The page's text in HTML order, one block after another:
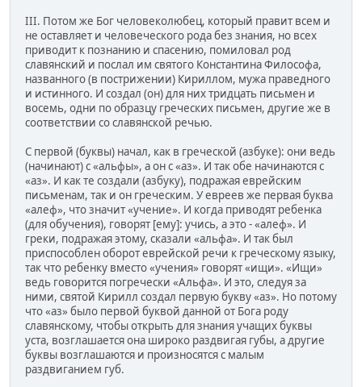
III. Потом же Бог человеколюбец, который правит всем и
не оставляет и человеческого рода без знания, но всех
приводит к познанию и спасению, помиловал род
славянский и послал им святого Константина Философа,
названного (в пострижении) Кириллом, мужа праведного
и истинного. И создал (он) для них тридцать письмен и
восемь, одни по образцу греческих письмен, другие же в
соответствии со славянской речью.
С первой (буквы) начал, как в греческой (азбуке): они ведь
(начинают) с «альфы», а он с «аз». И так обе начинаются с
«аз». И как те создали (азбуку), подражая еврейским
письменам, так и он греческим. У евреев же первая буква
«алеф», что значит «учение». И когда приводят ребенка
(для обучения), говорят [ему]: учись, а это - «алеф». И
греки, подражая этому, сказали «альфа». И так был
приспособлен оборот еврейской речи к греческому языку,
так что ребенку вместо «учения» говорят «ищи». «Ищи»
ведь говорится погречески «Альфа». И это, следуя за
ними, святой Кирилл создал первую букву «аз». Но потому
что «аз» было первой буквой данной от Бога роду
славянскому, чтобы открыть для знания учащих буквы
уста, возглашается она широко раздвигая губы, а другие
буквы возглашаются и произносятся с малым
раздвиганием губ.